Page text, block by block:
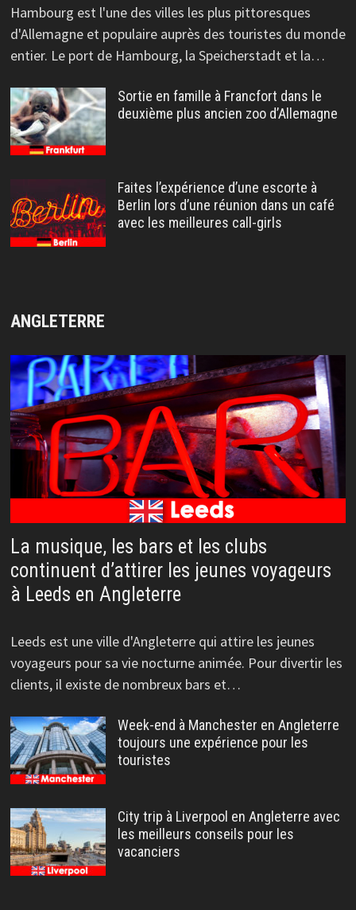
Hambourg est l'une des villes les plus pittoresques
d'Allemagne et populaire auprès des touristes du monde
entier. Le port de Hambourg, la Speicherstadt et la…
Sortie en famille à Francfort dans le
deuxième plus ancien zoo d’Allemagne
Faites l’expérience d’une escorte à
Berlin lors d’une réunion dans un café
avec les meilleures call-girls
ANGLETERRE
La musique, les bars et les clubs
continuent d’attirer les jeunes voyageurs
à Leeds en Angleterre
Leeds est une ville d'Angleterre qui attire les jeunes
voyageurs pour sa vie nocturne animée. Pour divertir les
clients, il existe de nombreux bars et…
Week-end à Manchester en Angleterre
toujours une expérience pour les
touristes
City trip à Liverpool en Angleterre avec
les meilleurs conseils pour les
vacanciers